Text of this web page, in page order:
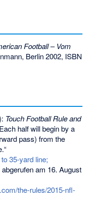
Football – Vom
Berlin 2002, ISBN
Touch Football Rule and
half will begin by a
pass) from the
35-yard line;
abgerufen am 16. August
the-rules/2015-nfl-